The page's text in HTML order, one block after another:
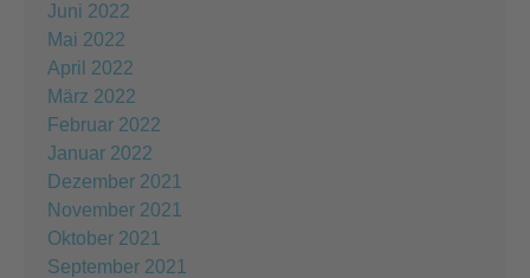
Juni 2022
Mai 2022
April 2022
März 2022
Februar 2022
Januar 2022
Dezember 2021
November 2021
Oktober 2021
September 2021